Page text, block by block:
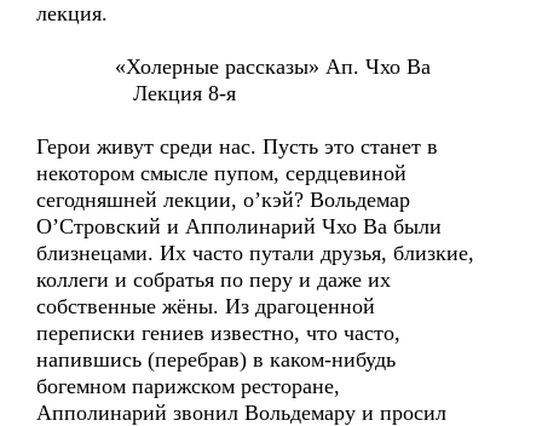
лекция.
«Холерные рассказы» Ап. Чхо Ва
Лекция 8-я
Герои живут среди нас. Пусть это станет в
некотором смысле пупом, сердцевиной
сегодняшней лекции, о’кэй? Вольдемар
О’Cтровский и Апполинарий Чхо Ва были
близнецами. Их часто путали друзья, близкие,
коллеги и собратья по перу и даже их
собственные жёны. Из драгоценной
переписки гениев известно, что часто,
напившись (перебрав) в каком-нибудь
богемном парижском ресторане,
Апполинарий звонил Вольдемару и просил